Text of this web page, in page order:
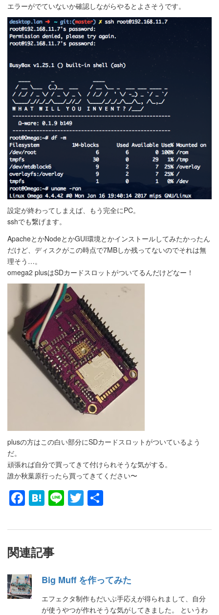
エラーがでていないか確認しながらやるとよさそうです。
設定が終わってしまえば、もう完全にPC。
sshでも繋げます。
ApacheとかNodeとかGUI環境とかインストールしてみたかったん
だけど、ディスクがこの時点で7MBしか残ってないのでそれは無
理そう…。
omega2 plusはSDカードスロットがついてるんだけどなー！
plusの方はこの白い部分にSDカードスロットがついているよう
だ。
頑張れば自分で買ってきて付けられそうな気がする。
誰か秋葉原行ったら買ってきてください〜
Facebook
Hatena
LineTwitter
関連記事
Big Muff を作ってみた
エフェクタ制作もだいぶ手応えが得られまして、自分
が使うやつが作れそうな気がしてきました。 というわ